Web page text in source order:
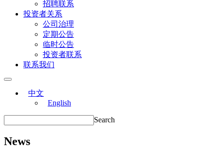
招聘联系
投资者关系
公司治理
定期公告
临时公告
投资者联系
联系我们
中文
English
Search
News